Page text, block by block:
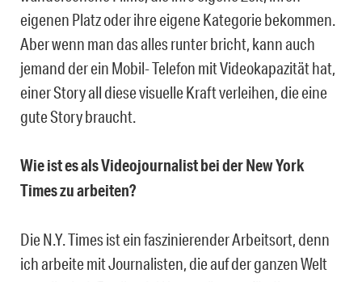
eigenen Platz oder ihre eigene Kategorie bekommen.
Aber wenn man das alles runter bricht, kann auch
jemand der ein Mobil- Telefon mit Videokapazität hat,
einer Story all diese visuelle Kraft verleihen, die eine
gute Story braucht.
Wie ist es als Videojournalist bei der New York
Times zu arbeiten?
Die N.Y. Times ist ein faszinierender Arbeitsort, denn
ich arbeite mit Journalisten, die auf der ganzen Welt